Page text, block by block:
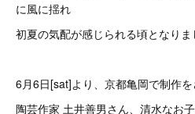
に風に揺れ
初夏の気配が感じられる頃となりま
6月6日[sat]より、京都亀岡で制作
陶芸作家 土井善男さん、清水なお